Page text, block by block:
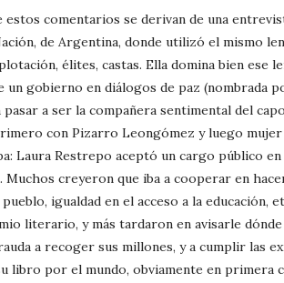
estos comentarios se derivan de una
de Argentina, donde utilizó el mismo
élites, castas. Ella domina bien ese
un gobierno en diálogos de paz (nombrada
a ser la compañera sentimental del
con Pizarro Leongómez y luego
Laura Restrepo aceptó un cargo público
Muchos creyeron que iba a cooperar en
igualdad en el acceso a la educación,
literario, y más tardaron en avisarle
a recoger sus millones, y a cumplir las
libro por el mundo, obviamente en primera